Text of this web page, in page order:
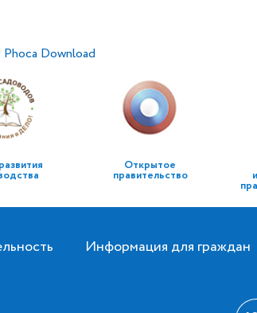
Phoca Download
Открытое
правительство
Информация для граждан